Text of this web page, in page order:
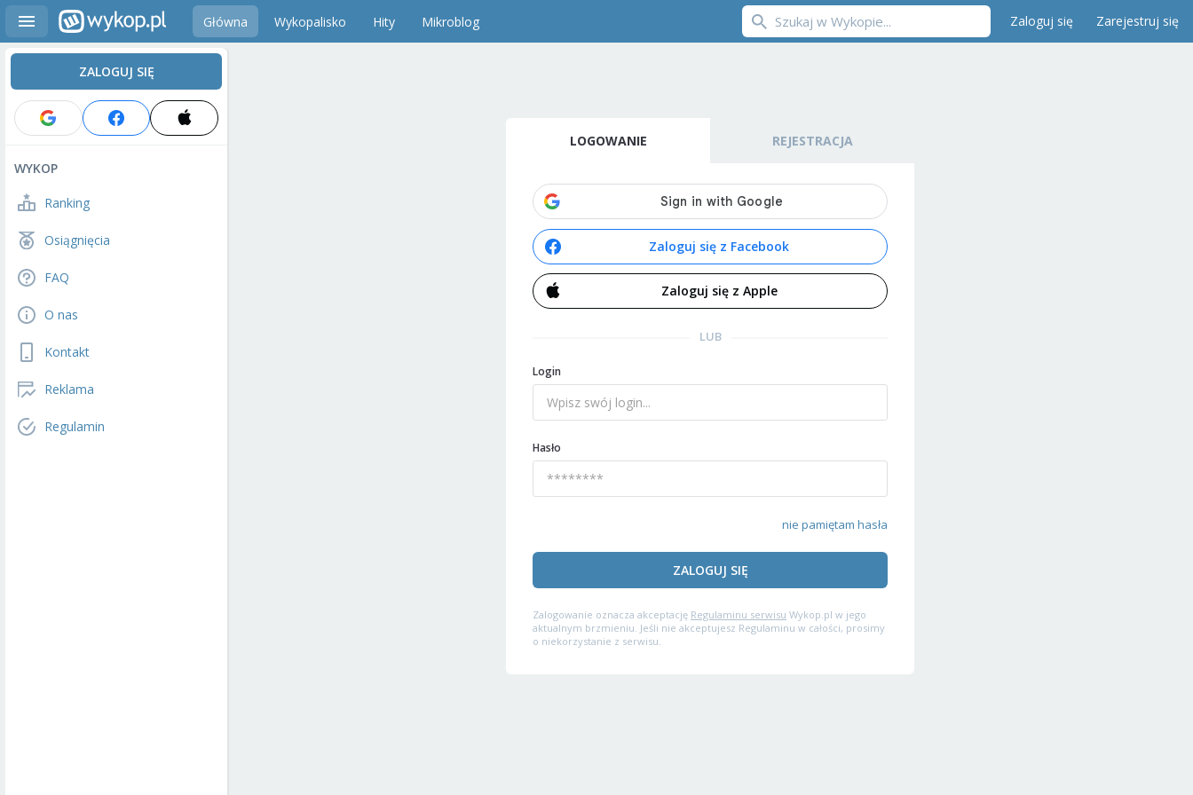
Główna Wykopalisko Hity Mikroblog Zaloguj się Zarejestruj się
ZALOGUJ SIĘ
WYKOP
Ranking
Osiągnięcia
FAQ
O nas
Kontakt
Reklama
Regulamin
LOGOWANIE REJESTRACJA
Zaloguj się z Facebook
Zaloguj się z Apple
LUB
Login
Hasło
nie pamiętam hasła
ZALOGUJ SIĘ
Zalogowanie oznacza akceptację Regulaminu serwisu Wykop.pl w jego
aktualnym brzmieniu. Jeśli nie akceptujesz Regulaminu w całości, prosimy
o niekorzystanie z serwisu.